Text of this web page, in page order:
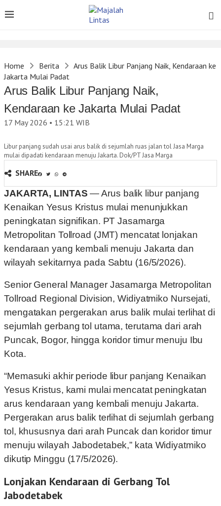
Home Berita
Arus Balik Libur Panjang Naik, Kendaraan ke
Jakarta Mulai Padat
Arus Balik Libur Panjang Naik,
Kendaraan ke Jakarta Mulai Padat
17 May 2026 • 15:21 WIB
Libur panjang sudah usai arus balik di sejumlah ruas jalan tol Jasa Marga
mulai dipadati kendaraan menuju Jakarta. Dok/PT Jasa Marga
SHARE
JAKARTA, LINTAS— Arus balik libur panjang
Kenaikan Yesus Kristus mulai menunjukkan
peningkatan signifikan. PT Jasamarga
Metropolitan Tollroad (JMT) mencatat lonjakan
kendaraan yang kembali menuju Jakarta dan
wilayah sekitarnya pada Sabtu (16/5/2026).
Senior General Manager Jasamarga Metropolitan
Tollroad Regional Division, Widiyatmiko Nursejati,
mengatakan pergerakan arus balik mulai terlihat di
sejumlah gerbang tol utama, terutama dari arah
Puncak, Bogor, hingga koridor timur menuju Ibu
Kota.
“Memasuki akhir periode libur panjang Kenaikan
Yesus Kristus, kami mulai mencatat peningkatan
arus kendaraan yang kembali menuju Jakarta.
Pergerakan arus balik terlihat di sejumlah gerbang
tol, khususnya dari arah Puncak dan koridor timur
menuju wilayah Jabodetabek,” kata Widiyatmiko
dikutip Minggu (17/5/2026).
Lonjakan Kendaraan di Gerbang Tol
Jabodetabek